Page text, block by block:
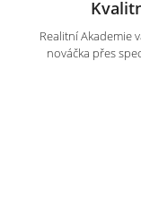
Realitní Akademie
nováčka přes